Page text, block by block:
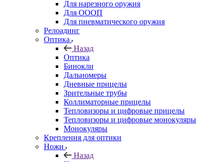
Для нарезного оружия
Для ОООП
Для пневматического оружия
Релоадинг
Оптика
Назад
Оптика
Бинокли
Дальномеры
Дневные прицелы
Зрительные трубы
Коллиматорные прицелы
Тепловизоры и цифровые прицелы
Тепловизоры и цифровые монокуляры
Монокуляры
Крепления для оптики
Ножи
Назад